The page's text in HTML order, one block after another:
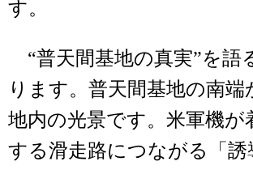
す。
“普天間基地の真実”を語
ります。普天間基地の南端
地内の光景です。米軍機が
する滑走路につながる「誘